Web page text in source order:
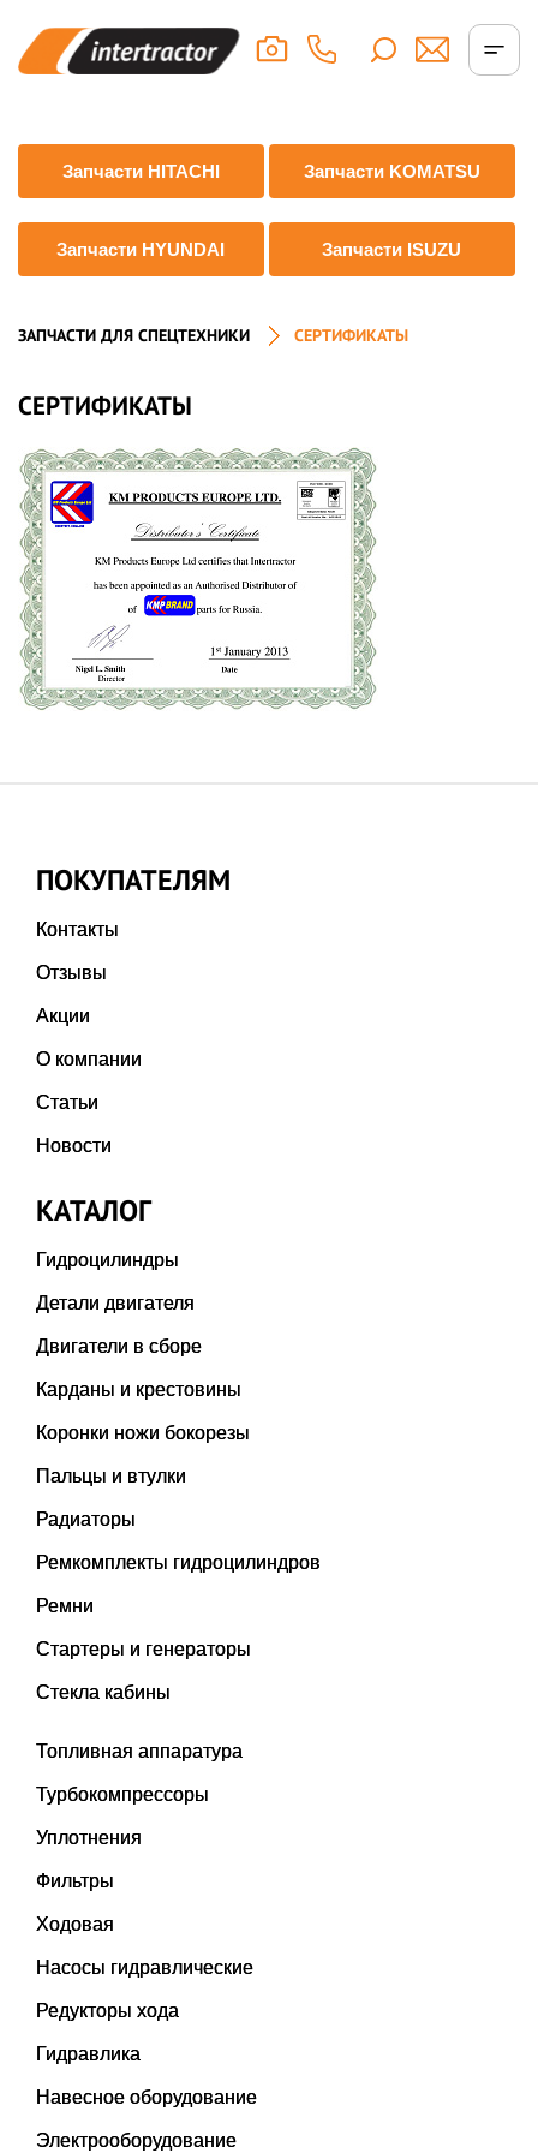
Запчасти HITACHI Запчасти KOMATSU
Запчасти HYUNDAI Запчасти ISUZU
ЗАПЧАСТИ ДЛЯ СПЕЦТЕХНИКИ СЕРТИФИКАТЫ
СЕРТИФИКАТЫ
ПОКУПАТЕЛЯМ
Контакты
Отзывы
Акции
О компании
Статьи
Новости
КАТАЛОГ
Гидроцилиндры
Детали двигателя
Двигатели в сборе
Карданы и крестовины
Коронки ножи бокорезы
Пальцы и втулки
Радиаторы
Ремкомплекты гидроцилиндров
Ремни
Стартеры и генераторы
Стекла кабины
Топливная аппаратура
Турбокомпрессоры
Уплотнения
Фильтры
Ходовая
Насосы гидравлические
Редукторы хода
Гидравлика
Навесное оборудование
Электрооборудование